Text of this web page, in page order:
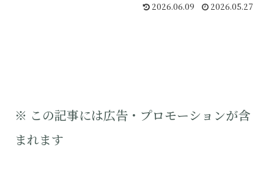
2026.06.09 2026.05.27
※ この記事には広告・プロモーションが含
まれます